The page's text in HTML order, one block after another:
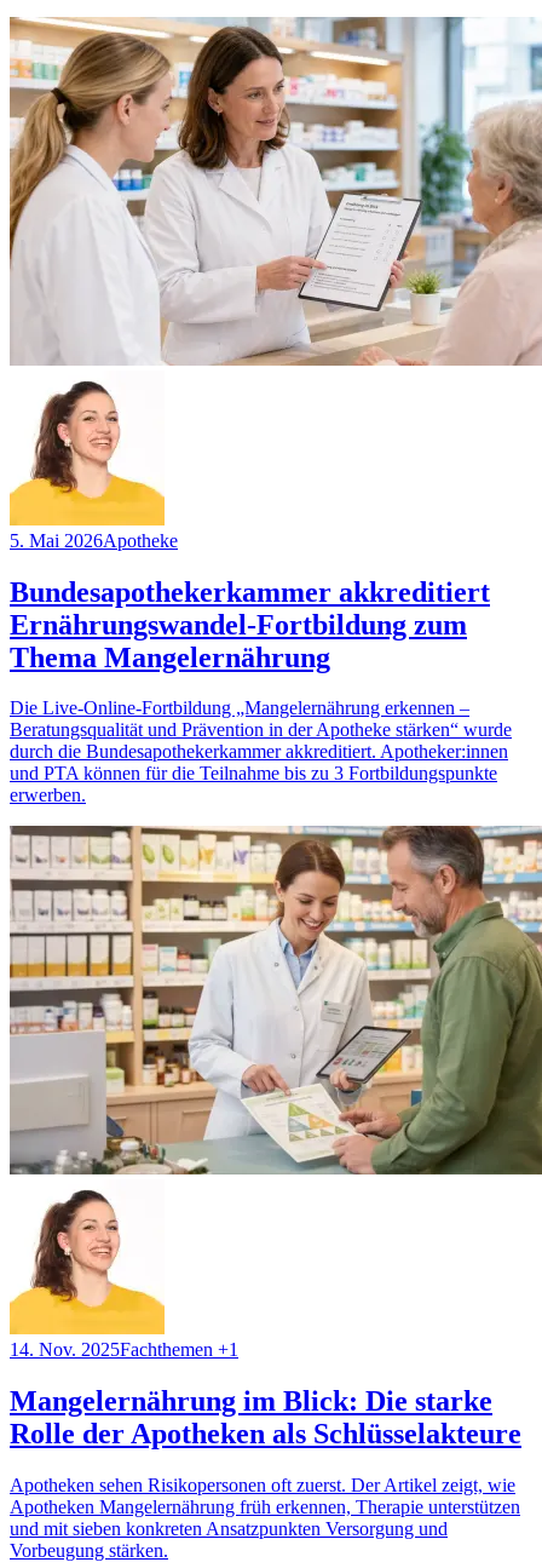
5. Mai 2026Apotheke
Bundesapothekerkammer akkreditiert
Ernährungswandel-Fortbildung zum
Thema Mangelernährung
Die Live-Online-Fortbildung „Mangelernährung erkennen –
Beratungsqualität und Prävention in der Apotheke stärken“ wurde
durch die Bundesapothekerkammer akkreditiert. Apotheker:innen
und PTA können für die Teilnahme bis zu 3 Fortbildungspunkte
erwerben.
14. Nov. 2025Fachthemen +1
Mangelernährung im Blick: Die starke
Rolle der Apotheken als Schlüsselakteure
Apotheken sehen Risikopersonen oft zuerst. Der Artikel zeigt, wie
Apotheken Mangelernährung früh erkennen, Therapie unterstützen
und mit sieben konkreten Ansatzpunkten Versorgung und
Vorbeugung stärken.